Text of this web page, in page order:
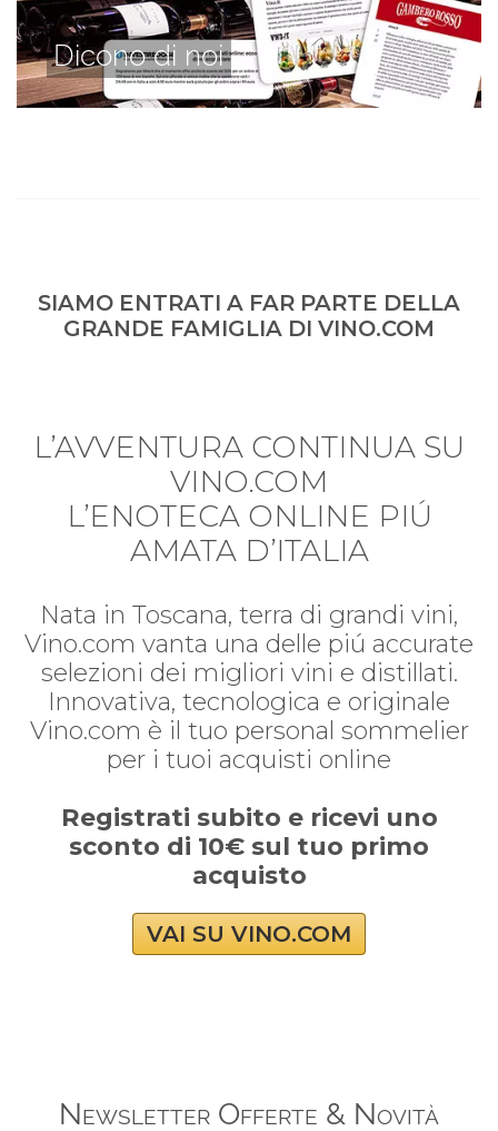
Dicono di noi
SIAMO ENTRATI A FAR PARTE DELLA
GRANDE FAMIGLIA DI VINO.COM
L’AVVENTURA CONTINUA SU
VINO.COM
L’ENOTECA ONLINE PIÚ
AMATA D’ITALIA
Nata in Toscana, terra di grandi vini,
Vino.com vanta una delle piú accurate
selezioni dei migliori vini e distillati.
Innovativa, tecnologica e originale
Vino.com è il tuo personal sommelier
per i tuoi acquisti online
Registrati subito e ricevi uno
sconto di 10€ sul tuo primo
acquisto
VAI SU VINO.COM
Newsletter Offerte & Novità